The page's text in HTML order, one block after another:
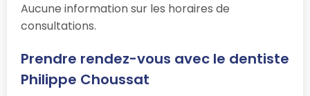
Aucune information sur les horaires de
consultations.
Prendre rendez-vous avec le dentiste
Philippe Choussat